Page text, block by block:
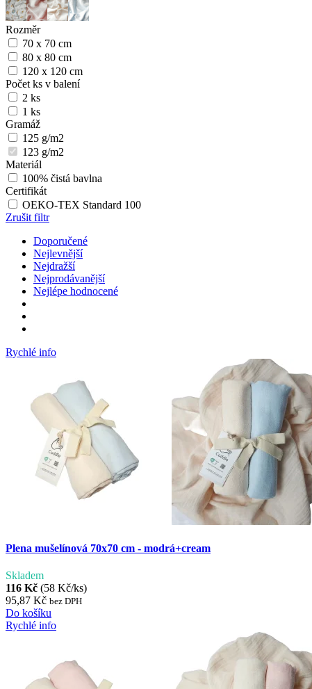
Rozměr
70 x 70 cm
80 x 80 cm
120 x 120 cm
Počet ks v balení
2 ks
1 ks
Gramáž
125 g/m2
123 g/m2
Materiál
100% čistá bavlna
Certifikát
OEKO-TEX Standard 100
Zrušit filtr
Doporučené
Nejlevnější
Nejdražší
Nejprodávanější
Nejlépe hodnocené
Rychlé info
Plena mušelínová 70x70 cm - modrá+cream
Skladem
116 Kč (58 Kč/ks)
95,87 Kč bez DPH
Do košíku
Rychlé info